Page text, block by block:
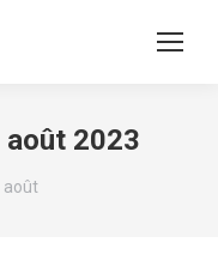
août 2023
août